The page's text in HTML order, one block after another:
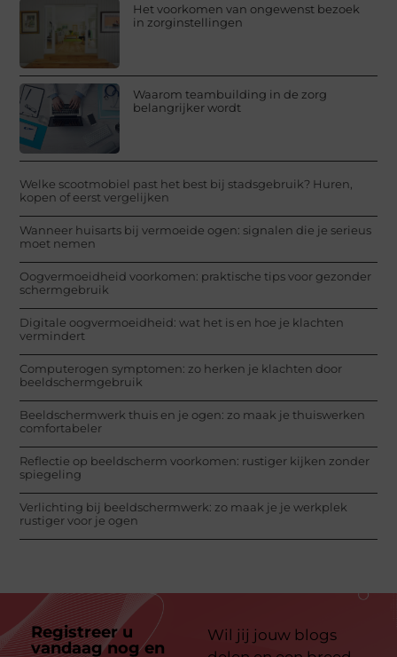
Het voorkomen van ongewenst bezoek
in zorginstellingen
Waarom teambuilding in de zorg
belangrijker wordt
Welke scootmobiel past het best bij stadsgebruik? Huren,
kopen of eerst vergelijken
Wanneer huisarts bij vermoeide ogen: signalen die je serieus
moet nemen
Oogvermoeidheid voorkomen: praktische tips voor gezonder
schermgebruik
Digitale oogvermoeidheid: wat het is en hoe je klachten
vermindert
Computerogen symptomen: zo herken je klachten door
beeldschermgebruik
Beeldschermwerk thuis en je ogen: zo maak je thuiswerken
comfortabeler
Reflectie op beeldscherm voorkomen: rustiger kijken zonder
spiegeling
Verlichting bij beeldschermwerk: zo maak je je werkplek
rustiger voor je ogen
Registreer u
vandaag nog en
Wil jij jouw blogs